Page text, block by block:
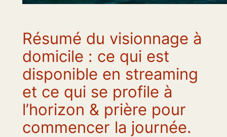
Résumé du visionnage à
domicile : ce qui est
disponible en streaming
et ce qui se profile à
l’horizon & prière pour
commencer la journée.